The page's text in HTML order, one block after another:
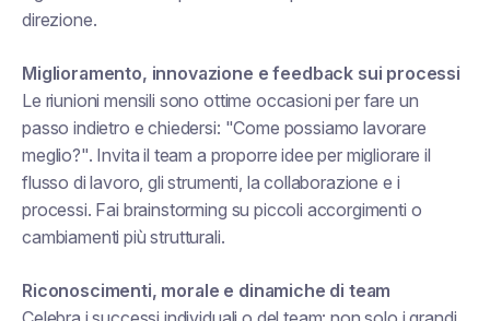
direzione.
Miglioramento, innovazione e feedback sui processi
Le riunioni mensili sono ottime occasioni per fare un
passo indietro e chiedersi: "Come possiamo lavorare
meglio?". Invita il team a proporre idee per migliorare il
flusso di lavoro, gli strumenti, la collaborazione e i
processi. Fai brainstorming su piccoli accorgimenti o
cambiamenti più strutturali.
Riconoscimenti, morale e dinamiche di team